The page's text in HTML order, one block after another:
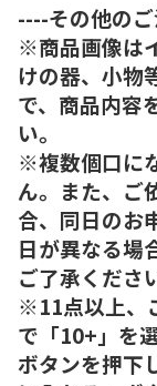
----その他の
※商品画像は
けの器、小物
で、商品内容
い。
※複数個口に
ん。また、ご
合、同日のお
日が異なる場
ご了承くださ
※11点以上、
で「10+」を
ボタンを押下